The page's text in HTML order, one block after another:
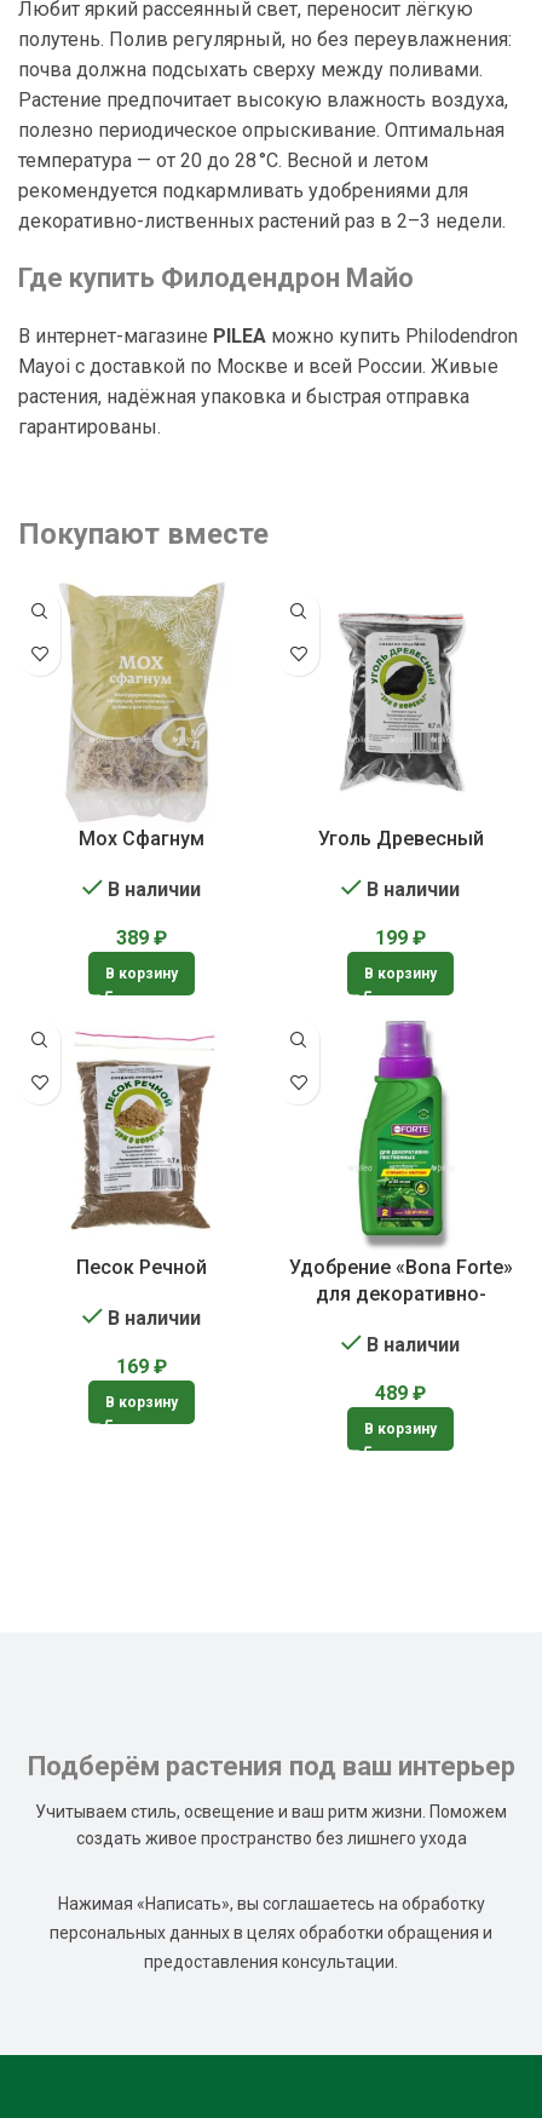
Любит яркий рассеянный свет, переносит лёгкую
полутень. Полив регулярный, но без переувлажнения:
почва должна подсыхать сверху между поливами.
Растение предпочитает высокую влажность воздуха,
полезно периодическое опрыскивание. Оптимальная
температура — от 20 до 28 °C. Весной и летом
рекомендуется подкармливать удобрениями для
декоративно-лиственных растений раз в 2–3 недели.
Где купить Филодендрон Майо
В интернет-магазине PILEA можно купить Philodendron
Mayoi с доставкой по Москве и всей России. Живые
растения, надёжная упаковка и быстрая отправка
гарантированы.
Покупают вместе
Мох Сфагнум
В наличии
389 ₽
В корзину
Уголь Древесный
В наличии
199 ₽
В корзину
Песок Речной
В наличии
169 ₽
В корзину
Удобрение «Bona Forte»
для декоративно-
В наличии
489 ₽
В корзину
Подберём растения под ваш интерьер
Учитываем стиль, освещение и ваш ритм жизни. Поможем
создать живое пространство без лишнего ухода
Нажимая «Написать», вы соглашаетесь на обработку
персональных данных в целях обработки обращения и
предоставления консультации.